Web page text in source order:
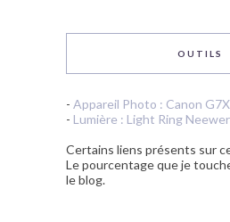
OUTILS
- Appareil Photo : Canon G7X
- Lumière : Light Ring Neewer
Certains liens présents sur
Le pourcentage que je
le blog.